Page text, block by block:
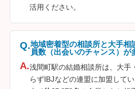
活用ください。
地域密着型の相談所と大手相
員数（出会いのチャンス）が
浅間町駅の結婚相談所は、大手
らずIBJなどの連盟に加盟して